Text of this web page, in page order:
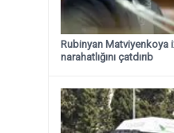
Rubinyan Matviyenkoya
narahatlığını çatdırıb